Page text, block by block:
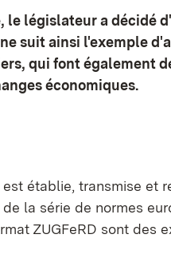
le législateur a décidé
suit ainsi l'exemple
qui font également
économiques.
établie, transmise et
la série de normes
ZUGFeRD sont des